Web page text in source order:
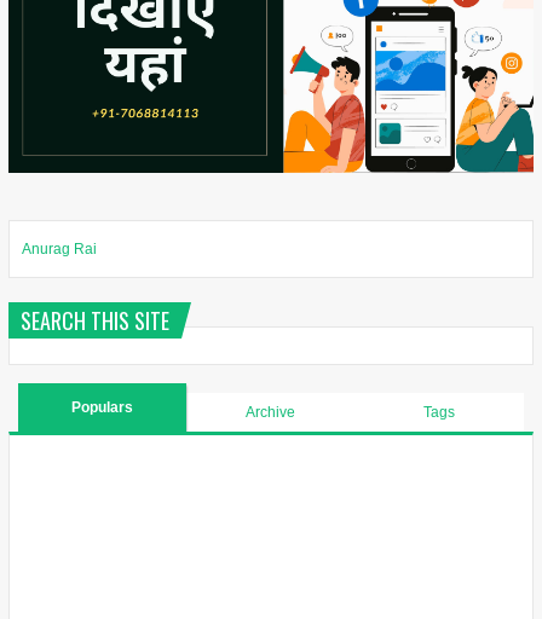
Anurag Rai
SEARCH THIS SITE
Populars Archive Tags